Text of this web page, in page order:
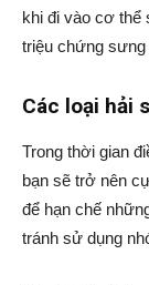
khi đi vào cơ thể
triệu chứng sưng
Các loại hải
Trong thời gian
bạn sẽ trở nên
để hạn chế
tránh sử dụng